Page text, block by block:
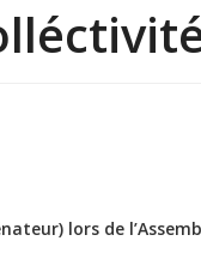
lors de